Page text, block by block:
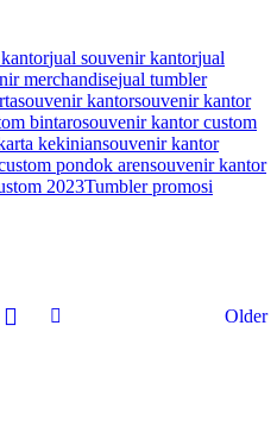
jual souvenir kantorjual
merchandisejual tumbler
souvenir kantorsouvenir kantor
bintarosouvenir kantor custom
kekiniansouvenir kantor
pondok arensouvenir kantor
2023Tumbler promosi
Older